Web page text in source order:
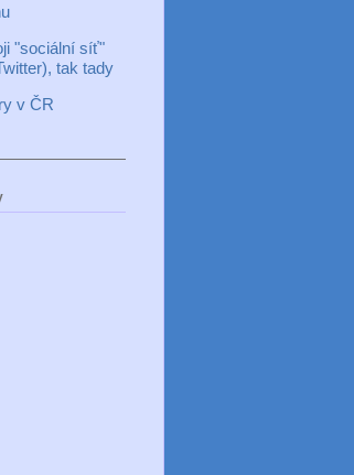
"sociální síť"
tak tady
v ČR